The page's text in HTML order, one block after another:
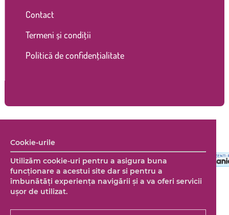
Contact
Termeni și condiții
Politică de confidențialitate
Creare magazin online
Cookie-urile
Utilizăm cookie-uri pentru a asigura buna
funcționare a acestui site dar si pentru a
îmbunătăţi experienţa navigării şi a va oferi servicii
uşor de utilizat.